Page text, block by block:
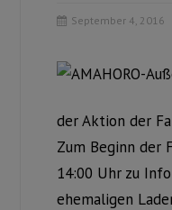
September 4, 2016
der Aktion der
Zum Beginn der
14:00 Uhr zu
ehemaligen